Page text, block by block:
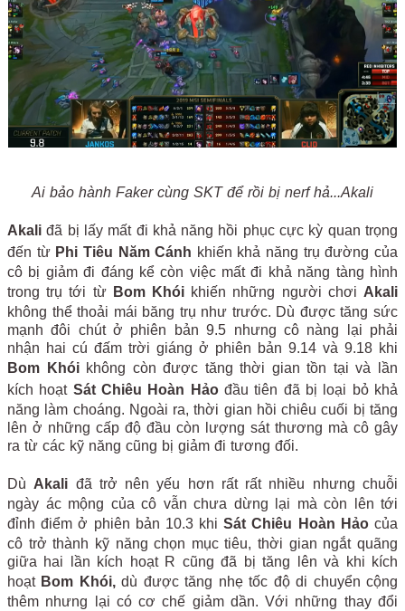
Ai bảo hành Faker cùng SKT để rồi bị nerf hả...Akali
Akali đã bị lấy mất đi khả năng hồi phục cực kỳ quan trọng
đến từ Phi Tiêu Năm Cánh khiến khả năng trụ đường của
cô bị giảm đi đáng kể còn việc mất đi khả năng tàng hình
trong trụ tới từ Bom Khói khiến những người chơi Akali
không thể thoải mái băng trụ như trước. Dù được tăng sức
mạnh đôi chút ở phiên bản 9.5 nhưng cô nàng lại phải
nhận hai cú đấm trời giáng ở phiên bản 9.14 và 9.18 khi
Bom Khóikhông còn được tăng thời gian tồn tại và lần
kích hoạt Sát Chiêu Hoàn Hảođầu tiên đã bị loại bỏ khả
năng làm choáng. Ngoài ra, thời gian hồi chiêu cuối bị tăng
lên ở những cấp độ đầu còn lượng sát thương mà cô gây
ra từ các kỹ năng cũng bị giảm đi tương đối.
Dù Akali đã trở nên yếu hơn rất rất nhiều nhưng chuỗi
ngày ác mộng của cô vẫn chưa dừng lại mà còn lên tới
đỉnh điểm ở phiên bản 10.3 khiSát Chiêu Hoàn Hảocủa
cô trở thành kỹ năng chọn mục tiêu, thời gian ngắt quãng
giữa hai lần kích hoạt R cũng đã bị tăng lên và khi kích
hoạt Bom Khói,dù được tăng nhẹ tốc độ di chuyển cộng
thêm nhưng lại có cơ chế giảm dần. Với những thay đổi